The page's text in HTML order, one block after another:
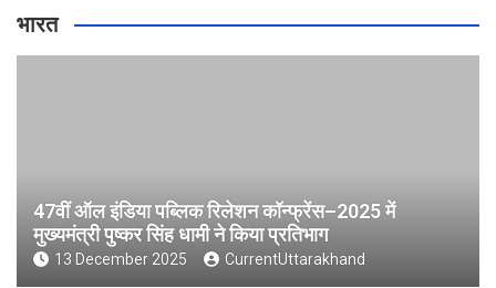
भारत
47वीं ऑल इंडिया पब्लिक रिलेशन कॉन्फ्रेंस–2025 में
मुख्यमंत्री पुष्कर सिंह धामी ने किया प्रतिभाग
13 December 2025 CurrentUttarakhand